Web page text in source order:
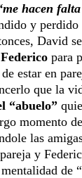
hacen
y perdido
David
para
estar en
que la
“abuelo”
momento
las
y
de